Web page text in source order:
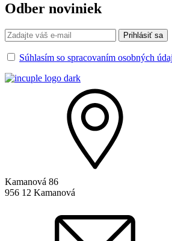
Odber noviniek
Súhlasím so spracovaním osobných
Kamanová 86
956 12 Kamanová